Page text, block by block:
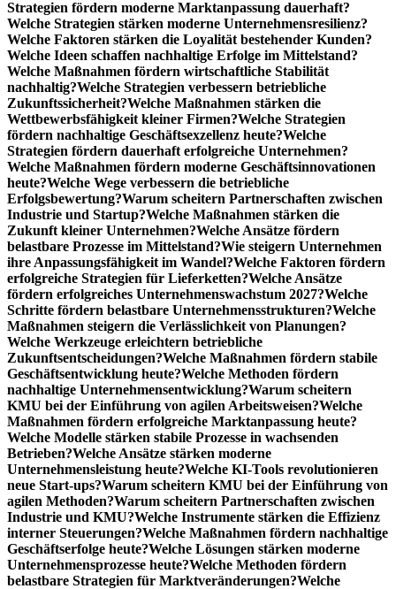
Strategien fördern moderne Marktanpassung dauerhaft?
Welche Strategien stärken moderne Unternehmensresilienz?
Welche Faktoren stärken die Loyalität bestehender Kunden?
Welche Ideen schaffen nachhaltige Erfolge im Mittelstand?
Welche Maßnahmen fördern wirtschaftliche Stabilität
nachhaltig?Welche Strategien verbessern betriebliche
Zukunftssicherheit?Welche Maßnahmen stärken die
Wettbewerbsfähigkeit kleiner Firmen?Welche Strategien
fördern nachhaltige Geschäftsexzellenz heute?Welche
Strategien fördern dauerhaft erfolgreiche Unternehmen?
Welche Maßnahmen fördern moderne Geschäftsinnovationen
heute?Welche Wege verbessern die betriebliche
Erfolgsbewertung?Warum scheitern Partnerschaften zwischen
Industrie und Startup?Welche Maßnahmen stärken die
Zukunft kleiner Unternehmen?Welche Ansätze fördern
belastbare Prozesse im Mittelstand?Wie steigern Unternehmen
ihre Anpassungsfähigkeit im Wandel?Welche Faktoren fördern
erfolgreiche Strategien für Lieferketten?Welche Ansätze
fördern erfolgreiches Unternehmenswachstum 2027?Welche
Schritte fördern belastbare Unternehmensstrukturen?Welche
Maßnahmen steigern die Verlässlichkeit von Planungen?
Welche Werkzeuge erleichtern betriebliche
Zukunftsentscheidungen?Welche Maßnahmen fördern stabile
Geschäftsentwicklung heute?Welche Methoden fördern
nachhaltige Unternehmensentwicklung?Warum scheitern
KMU bei der Einführung von agilen Arbeitsweisen?Welche
Maßnahmen fördern erfolgreiche Marktanpassung heute?
Welche Modelle stärken stabile Prozesse in wachsenden
Betrieben?Welche Ansätze stärken moderne
Unternehmensleistung heute?Welche KI-Tools revolutionieren
neue Start-ups?Warum scheitern KMU bei der Einführung von
agilen Methoden?Warum scheitern Partnerschaften zwischen
Industrie und KMU?Welche Instrumente stärken die Effizienz
interner Steuerungen?Welche Maßnahmen fördern nachhaltige
Geschäftserfolge heute?Welche Lösungen stärken moderne
Unternehmensprozesse heute?Welche Methoden fördern
belastbare Strategien für Marktveränderungen?Welche